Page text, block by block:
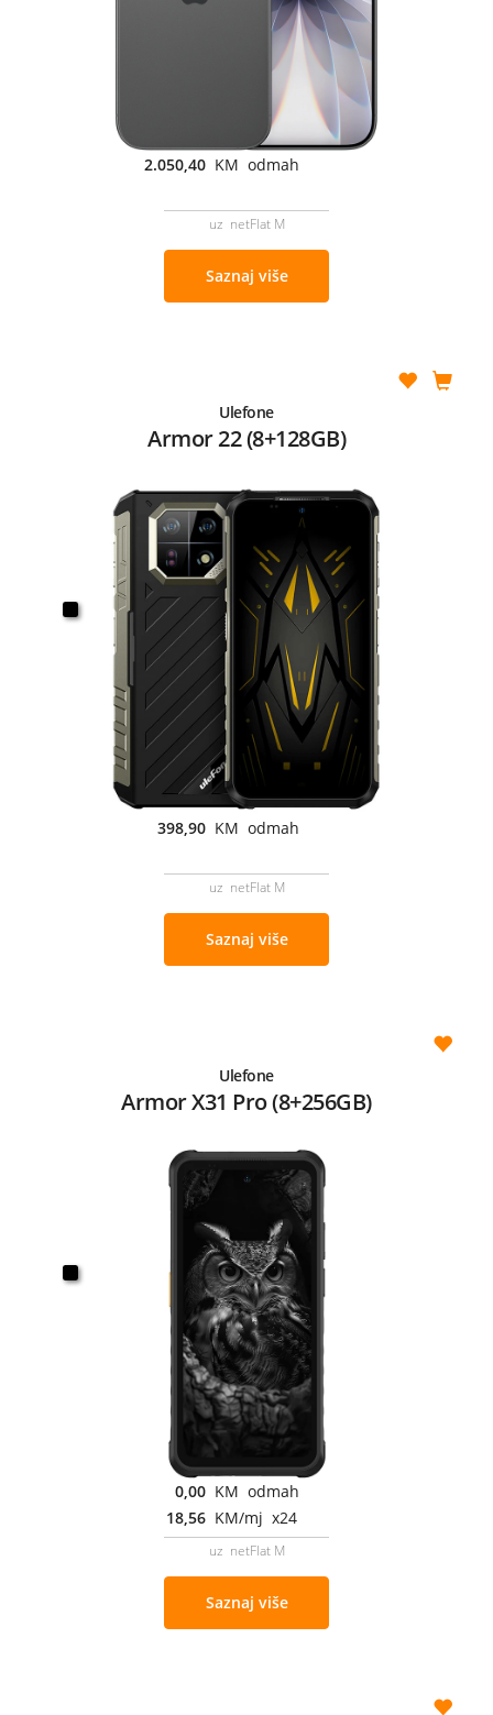
2.050,40 KM odmah
uz netFlat M
Saznaj više
Ulefone
Armor 22 (8+128GB)
398,90 KM odmah
uz netFlat M
Saznaj više
Ulefone
Armor X31 Pro (8+256GB)
0,00 KM odmah
18,56 KM/mj x24
uz netFlat M
Saznaj više